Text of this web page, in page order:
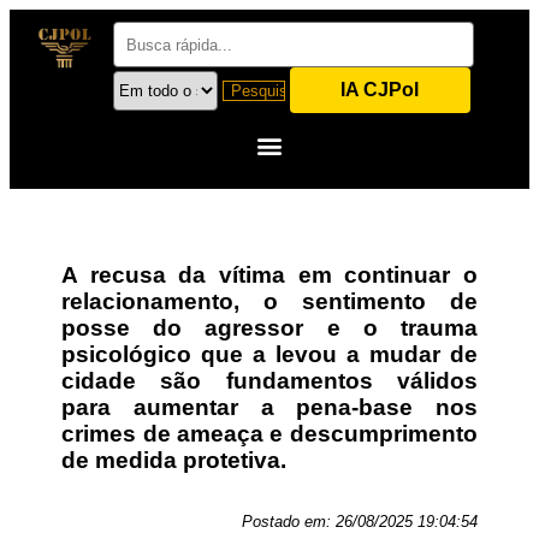
IA CJPol
A recusa da vítima em continuar o
relacionamento, o sentimento de
posse do agressor e o trauma
psicológico que a levou a mudar de
cidade são fundamentos válidos
para aumentar a pena-base nos
crimes de ameaça e descumprimento
de medida protetiva.
Postado em: 26/08/2025 19:04:54